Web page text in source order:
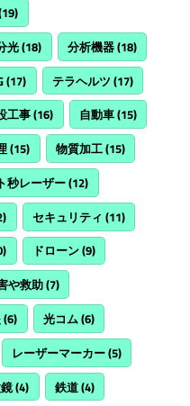
光(18) 分析機器(18)
(17) テラヘルツ (17)
工事(16) 自動車(15)
(15) 物質加工(15)
秒レーザー(12)
セキュリティ (11)
ドローン(9)
や救助(7)
(6) 光コム(6)
レーザーマーカー(5)
(4) 鉄道(4)